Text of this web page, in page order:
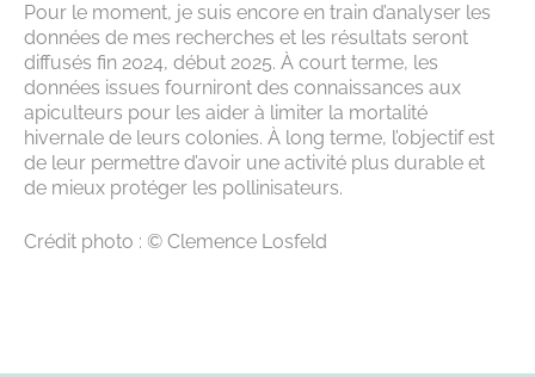
Pour le moment, je suis encore en train d’analyser les
données de mes recherches et les résultats seront
diffusés fin 2024, début 2025. À court terme, les
données issues fourniront des connaissances aux
apiculteurs pour les aider à limiter la mortalité
hivernale de leurs colonies. À long terme, l’objectif est
de leur permettre d’avoir une activité plus durable et
de mieux protéger les pollinisateurs.
Crédit photo : © Clemence Losfeld